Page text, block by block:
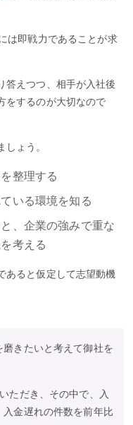
は即戦力であることが求
答えつつ、相手が入社後
をするのが大切なので
ょう。
整理する
いる環境を知る
、企業の強みで重な
考える
あると仮定して志望動機
きたいと考えて御社を
ただき、その中で、入
金遅れの件数を前年比